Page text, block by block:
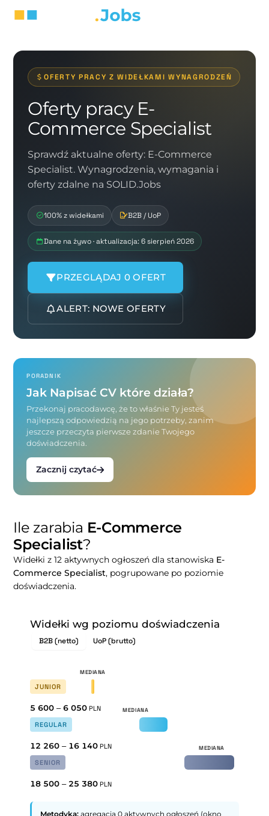
OFERTY PRACY Z WIDEŁKAMI WYNAGRODZEŃ
Oferty pracy E-
Commerce Specialist
Sprawdź aktualne oferty: E-Commerce
Specialist. Wynagrodzenia, wymagania i
oferty zdalne na SOLID.Jobs
100% z widełkami B2B / UoP
Dane na żywo · aktualizacja: 6 sierpień 2026
PRZEGLĄDAJ 0 OFERT
ALERT: NOWE OFERTY
PORADNIK
Jak Napisać CV które działa?
Przekonaj pracodawcę, że to właśnie Ty jesteś
najlepszą odpowiedzią na jego potrzeby, zanim
jeszcze przeczyta pierwsze zdanie Twojego
doświadczenia.
Zacznij czytać
Ile zarabia E-Commerce
Specialist?
Widełki z 12 aktywnych ogłoszeń dla stanowiska E-
Commerce Specialist, pogrupowane po poziomie
doświadczenia.
Widełki wg poziomu doświadczenia
B2B (netto) UoP (brutto)
JUNIOR
5 600 – 6 050 PLN
REGULAR
12 260 – 16 140 PLN
SENIOR
18 500 – 25 380 PLN
Metodyka: agregacja 0 aktywnych ogłoszeń (okno